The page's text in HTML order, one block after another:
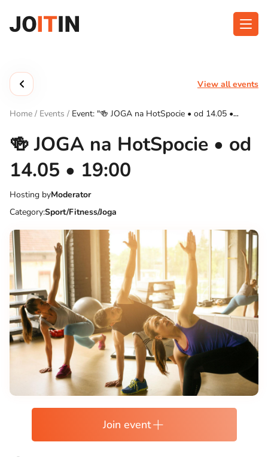
content
Get the App:
View all events
Home / Events / Event: "🍻 JOGA na HotSpocie • od 14.05 •
🍻 JOGA na HotSpocie • od
14.05 • 19:00
Hosting byModerator
Category:Sport/Fitness/Joga
Join event